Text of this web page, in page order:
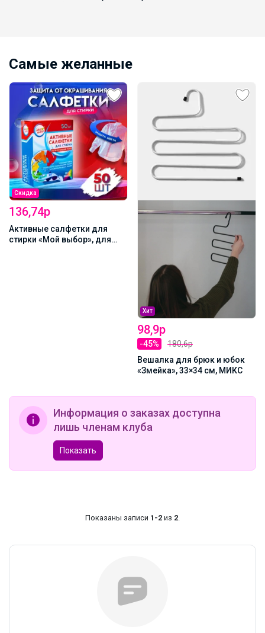
Самые желанные
146,2р
Цена за 2 шт. Вакуумный
пакет для хранения вещей
Информация о заказах доступна
лишь членам клуба
Показать
Показаны записи 1-2 из 2